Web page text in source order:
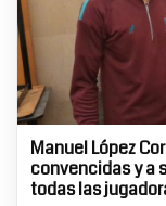
Manuel López
convencidas y a
todas las